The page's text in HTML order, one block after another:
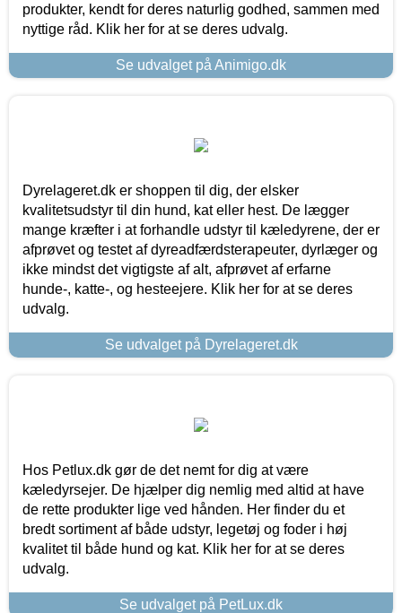
produkter, kendt for deres naturlig godhed, sammen med
nyttige råd. Klik her for at se deres udvalg.
Se udvalget på Animigo.dk
Dyrelageret.dk er shoppen til dig, der elsker
kvalitetsudstyr til din hund, kat eller hest. De lægger
mange kræfter i at forhandle udstyr til kæledyrene, der er
afprøvet og testet af dyreadfærdsterapeuter, dyrlæger og
ikke mindst det vigtigste af alt, afprøvet af erfarne
hunde-, katte-, og hesteejere. Klik her for at se deres
udvalg.
Se udvalget på Dyrelageret.dk
Hos Petlux.dk gør de det nemt for dig at være
kæledyrsejer. De hjælper dig nemlig med altid at have
de rette produkter lige ved hånden. Her finder du et
bredt sortiment af både udstyr, legetøj og foder i høj
kvalitet til både hund og kat. Klik her for at se deres
udvalg.
Se udvalget på PetLux.dk